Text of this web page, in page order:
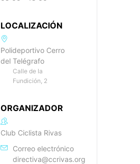
LOCALIZACIÓN
Polideportivo Cerro
del Telégrafo
Calle de la
Fundición, 2
ORGANIZADOR
Club Ciclista Rivas
Correo electrónico
directiva@ccrivas.org